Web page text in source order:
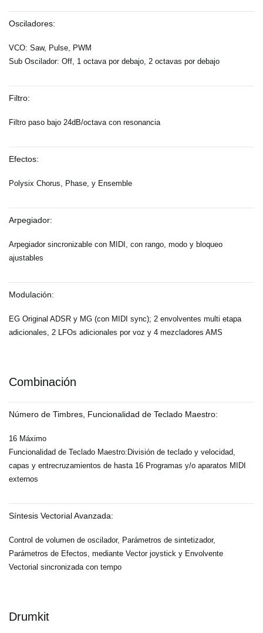
Osciladores:
VCO: Saw, Pulse, PWM
Sub Oscilador: Off, 1 octava por debajo, 2 octavas por debajo
Filtro:
Filtro paso bajo 24dB/octava con resonancia
Efectos:
Polysix Chorus, Phase, y Ensemble
Arpegiador:
Arpegiador sincronizable con MIDI, con rango, modo y bloqueo
ajustables
Modulación:
EG Original ADSR y MG (con MIDI sync); 2 envolventes multi etapa
adicionales, 2 LFOs adicionales por voz y 4 mezcladores AMS
Combinación
Número de Timbres, Funcionalidad de Teclado Maestro:
16 Máximo
Funcionalidad de Teclado Maestro:División de teclado y velocidad,
capas y entrecruzamientos de hasta 16 Programas y/o aparatos MIDI
externos
Síntesis Vectorial Avanzada:
Control de volumen de oscilador, Parámetros de sintetizador,
Parámetros de Efectos, mediante Vector joystick y Envolvente
Vectorial sincronizada con tempo
Drumkit